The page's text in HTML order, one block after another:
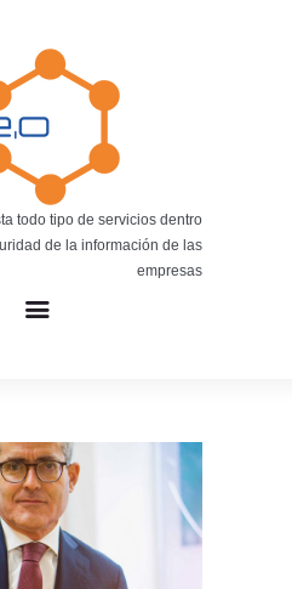
todo tipo de servicios dentro
de la información de las
empresas
tecnológicas.